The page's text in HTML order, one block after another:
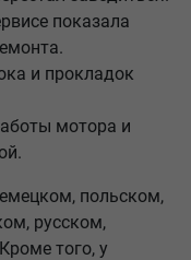
показала
и прокладок
мотора и
польском,
русском,
того, у